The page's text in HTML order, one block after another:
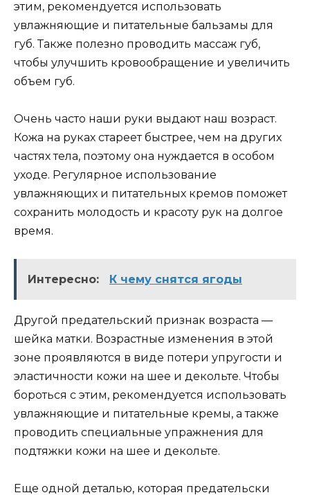
этим, рекомендуется использовать
увлажняющие и питательные бальзамы для
губ. Также полезно проводить массаж губ,
чтобы улучшить кровообращение и увеличить
объем губ.
Очень часто наши руки выдают наш возраст.
Кожа на руках стареет быстрее, чем на других
частях тела, поэтому она нуждается в особом
уходе. Регулярное использование
увлажняющих и питательных кремов поможет
сохранить молодость и красоту рук на долгое
время.
Интересно: К чему снятся ягоды
Другой предательский признак возраста —
шейка матки. Возрастные изменения в этой
зоне проявляются в виде потери упругости и
эластичности кожи на шее и декольте. Чтобы
бороться с этим, рекомендуется использовать
увлажняющие и питательные кремы, а также
проводить специальные упражнения для
подтяжки кожи на шее и декольте.
Еще одной деталью, которая предательски